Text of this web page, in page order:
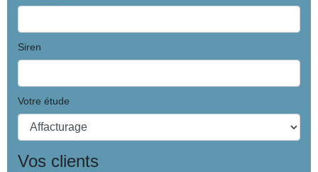
Siren
Votre étude
Vos clients